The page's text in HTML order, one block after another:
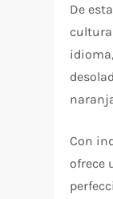
De
Con
ofrece